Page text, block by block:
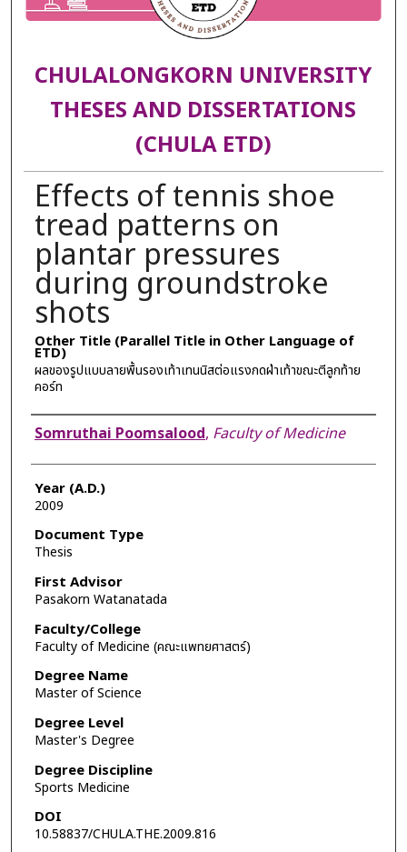
CHULALONGKORN UNIVERSITY
THESES AND DISSERTATIONS
(CHULA ETD)
Effects of tennis shoe
tread patterns on
plantar pressures
during groundstroke
shots
Other Title (Parallel Title in Other Language of
ETD)
ผลของรูปแบบลายพื้นรองเท้าเทนนิสต่อแรงกดฝ่าเท้าขณะตีลูกท้าย
คอร์ท
Author
Somruthai Poomsalood, Faculty of Medicine
Year (A.D.)
2009
Document Type
Thesis
First Advisor
Pasakorn Watanatada
Faculty/College
Faculty of Medicine (คณะแพทยศาสตร์)
Degree Name
Master of Science
Degree Level
Master's Degree
Degree Discipline
Sports Medicine
DOI
10.58837/CHULA.THE.2009.816